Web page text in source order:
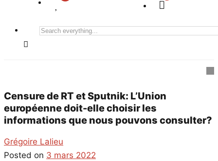
Search
Censure de RT et Sputnik: L’Union
européenne doit-elle choisir les
informations que nous pouvons consulter?
Grégoire Lalieu
Posted on 3 mars 2022